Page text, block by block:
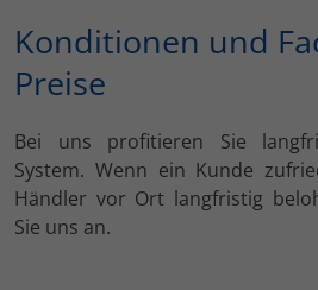
Konditionen und
Preise
Bei uns profitieren Sie
System. Wenn ein Kunde
Händler vor Ort langfristig
Sie uns an.